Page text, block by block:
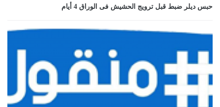
حبس ديلر ضبط قبل ترويج الحشيش فى الوراق 4 أيام